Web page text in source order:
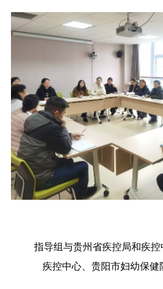
指导组与贵州省疾控局和疾
疾控中心、贵阳市妇幼保健